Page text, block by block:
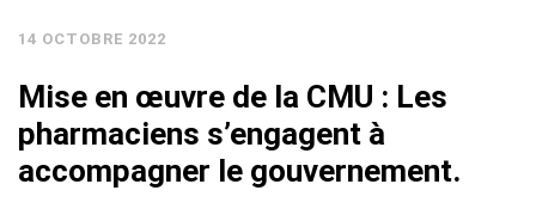
14 OCTOBRE 2022
Mise en œuvre de la CMU : Les
pharmaciens s’engagent à
accompagner le gouvernement.